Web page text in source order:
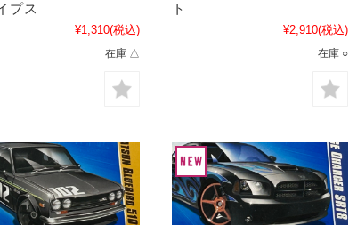
プス
¥1,310(税込)
在庫 △
ト
¥2,910(税込)
在庫 ○